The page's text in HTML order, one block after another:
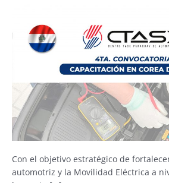
Con el objetivo estratégico de
automotriz y la Movilidad Eléctrica a